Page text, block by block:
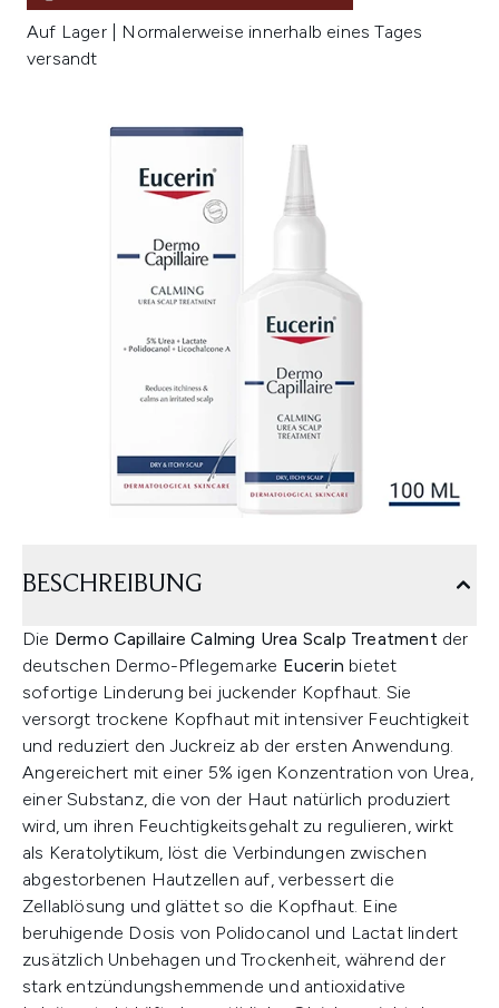
Auf Lager | Normalerweise innerhalb eines Tages
versandt
BESCHREIBUNG
Die Dermo Capillaire Calming Urea Scalp Treatment der
deutschen Dermo-Pflegemarke Eucerin bietet
sofortige Linderung bei juckender Kopfhaut. Sie
versorgt trockene Kopfhaut mit intensiver Feuchtigkeit
und reduziert den Juckreiz ab der ersten Anwendung.
Angereichert mit einer 5% igen Konzentration von Urea,
einer Substanz, die von der Haut natürlich produziert
wird, um ihren Feuchtigkeitsgehalt zu regulieren, wirkt
als Keratolytikum, löst die Verbindungen zwischen
abgestorbenen Hautzellen auf, verbessert die
Zellablösung und glättet so die Kopfhaut. Eine
beruhigende Dosis von Polidocanol und Lactat lindert
zusätzlich Unbehagen und Trockenheit, während der
stark entzündungshemmende und antioxidative